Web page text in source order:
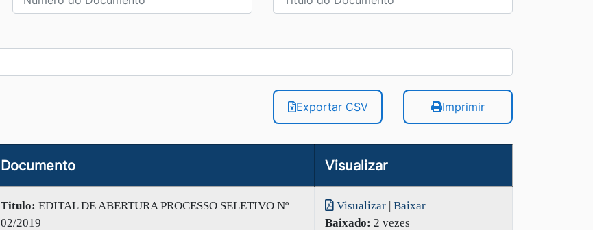
Exportar CSV Imprimir
Documento Visualizar
Titulo: EDITAL DE ABERTURA PROCESSO SELETIVO Nº
02/2019
Visualizar | Baixar
Baixado: 2 vezes